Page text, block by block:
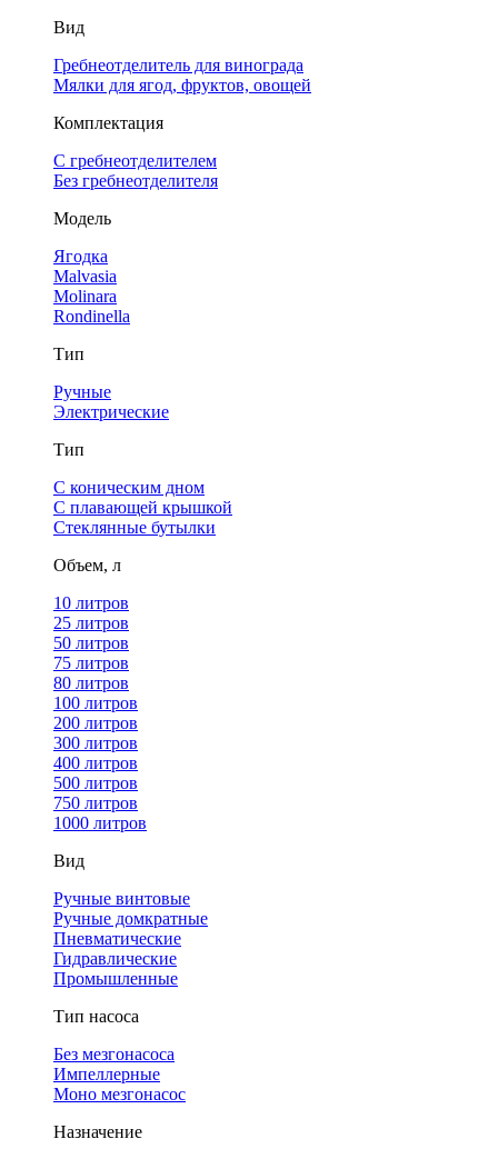
Вид
Гребнеотделитель для винограда
Мялки для ягод, фруктов, овощей
Комплектация
С гребнеотделителем
Без гребнеотделителя
Модель
Ягодка
Malvasia
Molinara
Rondinella
Тип
Ручные
Электрические
Тип
С коническим дном
С плавающей крышкой
Стеклянные бутылки
Объем, л
10 литров
25 литров
50 литров
75 литров
80 литров
100 литров
200 литров
300 литров
400 литров
500 литров
750 литров
1000 литров
Вид
Ручные винтовые
Ручные домкратные
Пневматические
Гидравлические
Промышленные
Тип насоса
Без мезгонасоса
Импеллерные
Моно мезгонасос
Назначение